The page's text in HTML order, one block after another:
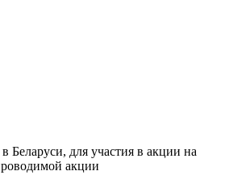
для участия в акции на
акции